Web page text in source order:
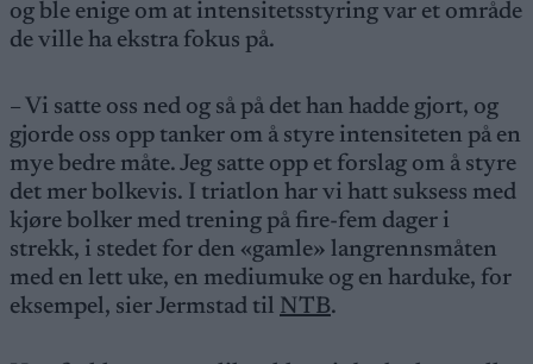
og ble enige om at intensitetsstyring var et område
de ville ha ekstra fokus på.
– Vi satte oss ned og så på det han hadde gjort, og
gjorde oss opp tanker om å styre intensiteten på en
mye bedre måte. Jeg satte opp et forslag om å styre
det mer bolkevis. I triatlon har vi hatt suksess med
kjøre bolker med trening på fire-fem dager i
strekk, i stedet for den «gamle» langrennsmåten
med en lett uke, en mediumuke og en harduke, for
eksempel, sier Jermstad til NTB.